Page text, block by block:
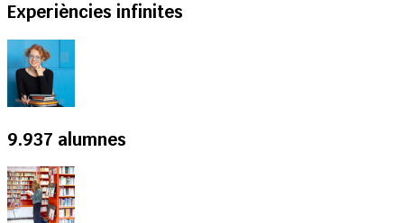
Experiències infinites
9.937 alumnes